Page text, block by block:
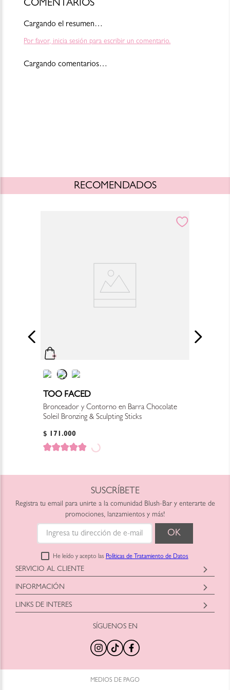
revisa el empaque del producto o escríbenos a shop@blush-bar.com
marca/terminos-condiciones
COMENTARIOS
Cargando el resumen…
Por favor, inicia sesión para escribir un comentario.
Cargando comentarios…
RECOMENDADOS
TOO FACED
Bronceador y Contorno en Barra Chocolate
Soleil Bronzing & Sculpting Sticks
$ 171 .000
SUSCRÍBETE
Registra tu email para unirte a la comunidad Blush-Bar y enterarte de
promociones, lanzamientos y más!
He leído y acepto las Políticas de Tratamiento de Datos
SERVICIO AL CLIENTE
Horario: Lunes a Viernes
9:00am a 6:00pm
shop@blush-bar.com
INFORMACIÓN
Blush-Bar SAS
Correo:shop@blush-bar.com
LINKS DE INTERES
Marcas Cruelty Free
Retira en Tienda
Productos Nuevos
Programa de Reciclaje
SÍGUENOS EN
MEDIOS DE PAGO